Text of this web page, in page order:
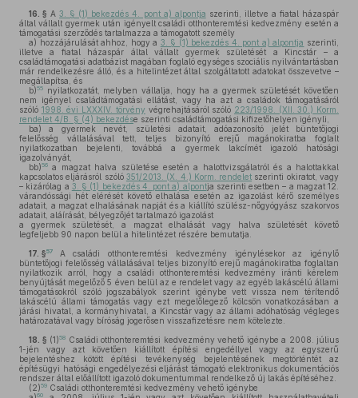
16. § A3. § (1) bekezdés 4. pont a) alpontja szerinti, illetve a fiatal házaspár
által vállalt gyermek után igényelt családi otthonteremtési kedvezmény esetén a
támogatási szerződés tartalmazza a támogatott személy
a) hozzájárulását ahhoz, hogy a 3. § (1) bekezdés 4. pont a) alpontja szerinti,
illetve a fiatal házaspár által vállalt gyermek születését a Kincstár – a
családtámogatási adatbázist magában foglaló egységes szociális nyilvántartásban
már rendelkezésre álló, és a hitelintézet által szolgáltatott adatokat összevetve –
megállapítsa, és
b)55
nyilatkozatát, melyben vállalja, hogy ha a gyermek születését követően
nem igényel családtámogatási ellátást, vagy ha azt a családok támogatásáról
szóló 1998. évi LXXXIV. törvény végrehajtásáról szóló 223/1998. (XII. 30.) Korm.
rendelet 4/B. § (4) bekezdése szerinti családtámogatási kifizetőhelyen igényli,
ba) a gyermek nevét, születési adatait, adóazonosító jelét büntetőjogi
felelősség vállalásával tett, teljes bizonyító erejű magánokiratba foglalt
nyilatkozatban bejelenti, továbbá a gyermek lakcímét igazoló hatósági
igazolványát,
bb)56 a magzat halva születése esetén a halottvizsgálatról és a halottakkal
kapcsolatos eljárásról szóló 351/2013. (X. 4.) Korm. rendelet szerinti okiratot, vagy
– kizárólag a 3. § (1) bekezdés 4. pont a) alpontja szerinti esetben – a magzat 12.
várandóssági hét elérését követő elhalása esetén az igazolást kérő személyes
adatait, a magzat elhalásának napját és a kiállító szülész-nőgyógyász szakorvos
adatait, aláírását, bélyegzőjét tartalmazó igazolást
a gyermek születését, a magzat elhalását vagy halva születését követő
legfeljebb 90 napon belül a hitelintézet részére bemutatja.
17. §57
A családi otthonteremtési kedvezmény igénylésekor az igénylő
büntetőjogi felelősség vállalásával teljes bizonyító erejű magánokiratba foglaltan
nyilatkozik arról, hogy a családi otthonteremtési kedvezmény iránti kérelem
benyújtását megelőző 5 éven belül az e rendelet vagy az egyéb lakáscélú állami
támogatásokról szóló jogszabályok szerint igénybe vett vissza nem térítendő
lakáscélú állami támogatás vagy ezt megelőlegező kölcsön vonatkozásában a
járási hivatal, a kormányhivatal, a Kincstár vagy az állami adóhatóság végleges
határozatával vagy bíróság jogerősen visszafizetésre nem kötelezte.
18. § (1)58 Családi otthonteremtési kedvezmény vehető igénybe a 2008. július
1-jén vagy azt követően kiállított építési engedéllyel vagy az egyszerű
bejelentéshez kötött építési tevékenység bejelentésének megtörténtét az
építésügyi hatósági engedélyezési eljárást támogató elektronikus dokumentációs
rendszer által előállított igazoló dokumentummal rendelkező új lakás építéséhez.
(2)59 Családi otthonteremtési kedvezmény vehető igénybe
60